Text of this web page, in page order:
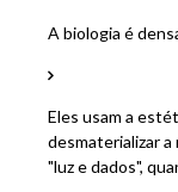
A biologia é
Eles usam a
desmaterializar
"luz e dados",